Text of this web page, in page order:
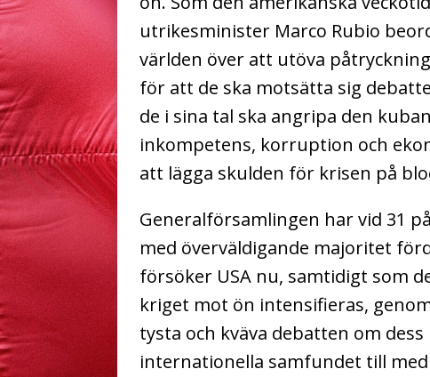
utrikesminister Marco Rubio
världen över att utöva
för att de ska motsätta sig
de i sina tal ska angripa den
inkompetens, korruption och
att lägga skulden för krisen på
Generalförsamlingen har vid 31
med överväldigande majoritet
försöker USA nu, samtidigt som
kriget mot ön intensifieras,
tysta och kväva debatten om
internationella samfundet till